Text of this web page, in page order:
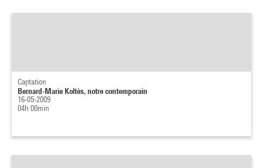
Captation
Bernard-Marie Koltès, notre contemporain
16-05-2009
04h 00min